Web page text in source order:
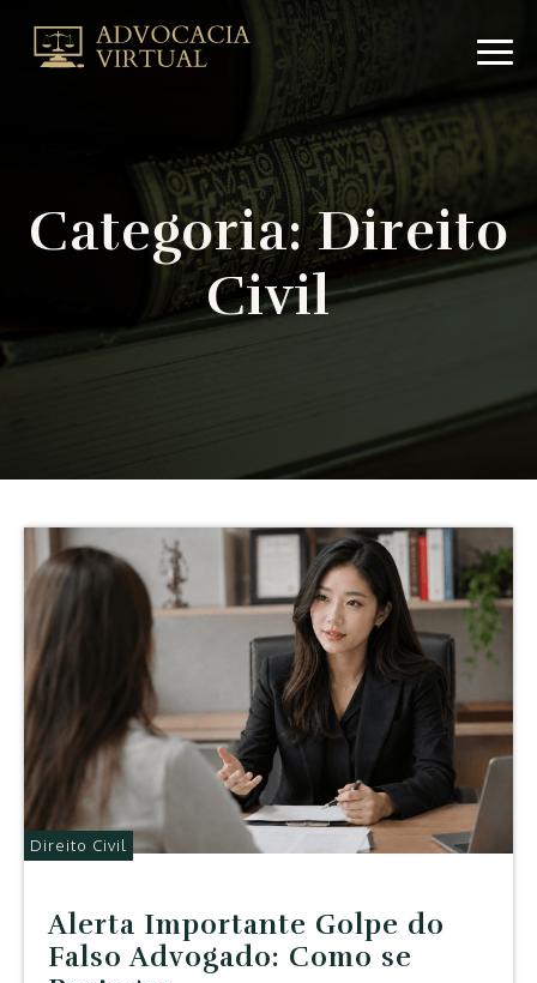
Arquivo
de
VirtualAdvocacia
Virtual
Categoria:Direito
Civil
Direito Civil
Alerta Importante Golpe do
Falso Advogado: Como se